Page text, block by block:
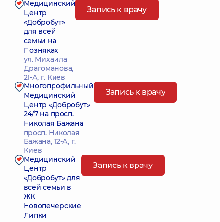
Медицинский
Центр
«Добробут»
для всей
семьи на
Позняках
ул. Михаила
Драгоманова,
21-А, г. Киев
Запись к врачу
Многопрофильный
Медицинский
Центр «Добробут»
24/7 на просп.
Николая Бажана
просп. Николая
Бажана, 12-А, г.
Киев
Запись к врачу
Медицинский
Центр
«Добробут» для
всей семьи в
ЖК
Новопечерские
Липки
Запись к врачу